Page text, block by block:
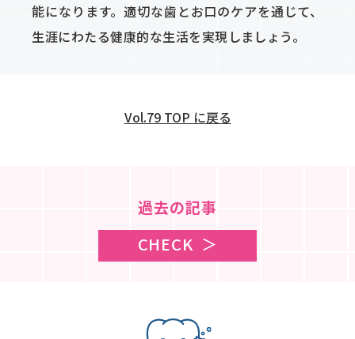
能になります。適切な歯とお口のケアを通じて、
生涯にわたる健康的な生活を実現しましょう。
Vol.79 TOP に戻る
過去の記事
CHECK